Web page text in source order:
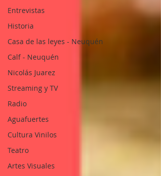
Entrevistas
Historia
Casa de las leyes - Neuquén
Calf - Neuquén
Nicolás Juarez
Streaming y TV
Radio
Aguafuertes
Cultura Vinilos
Teatro
Artes Visuales